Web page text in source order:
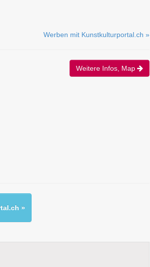
Werben mit Kunstkulturportal.ch »
Weitere Infos, Map
»